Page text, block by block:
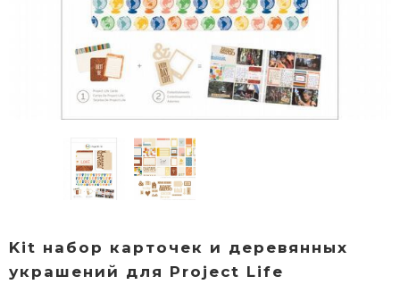
Kit набор карточек и деревянных
украшений для Project Life